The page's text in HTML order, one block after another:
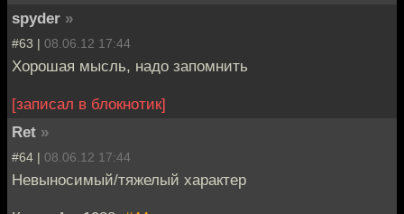
spyder »
#63 | 08.06.12 17:44
Хорошая мысль, надо запомнить
[записал в блокнотик]
Ret »
#64 | 08.06.12 17:44
Невыносимый/тяжелый характер